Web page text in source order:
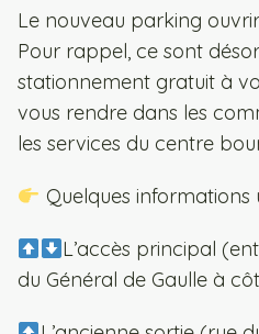
Le nouveau parking
Pour rappel, ce sont
stationnement gratuit à
vous rendre dans les
les services du centre
Quelques informations
L’accès principal
du Général de Gaulle à